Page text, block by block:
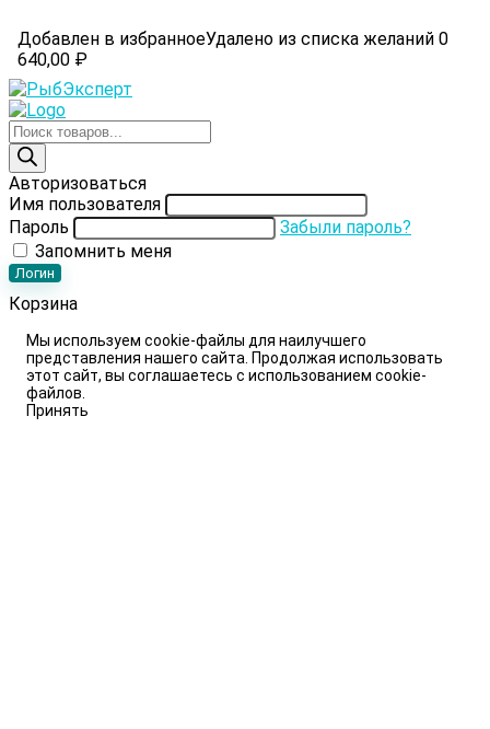
Добавлен в избранноеУдалено из списка желаний 0
640,00 ₽
Поиск
товаров
Авторизоваться
Имя пользователя
Пароль
Забыли пароль?
Запомнить меня
Логин
Корзина
Мы используем cookie-файлы для наилучшего
представления нашего сайта. Продолжая использовать
этот сайт, вы соглашаетесь с использованием cookie-
файлов.
Принять